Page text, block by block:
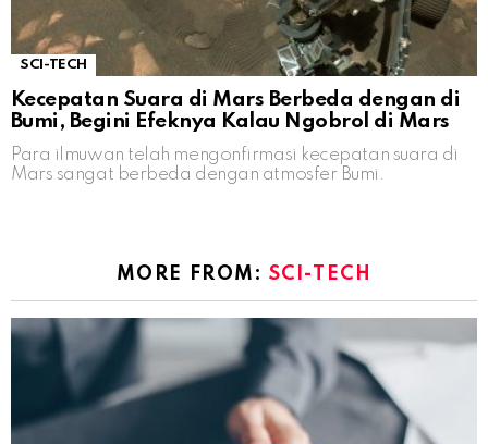
SCI-TECH
Kecepatan Suara di Mars Berbeda dengan di
Bumi, Begini Efeknya Kalau Ngobrol di Mars
Para ilmuwan telah mengonfirmasi kecepatan suara di
Mars sangat berbeda dengan atmosfer Bumi.
MORE FROM: SCI-TECH